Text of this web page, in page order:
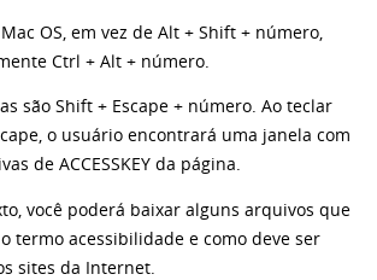
OS, em vez de Alt + Shift + número,
Ctrl + Alt + número.
são Shift + Escape + número. Ao teclar
o usuário encontrará uma janela com
de ACCESSKEY da página.
você poderá baixar alguns arquivos que
termo acessibilidade e como deve ser
sites da Internet.